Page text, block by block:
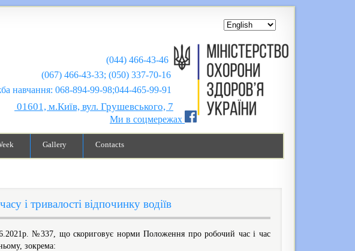
(044) 466-43-46
(067) 466-43-33; (050) 337-70-16
894-99-98;044-465-99-91
01601, м.Київ, вул. Грушевського, 7
Ми в соцмережах
Gallery Contacts
і тривалості відпочинку водіїв
№337, що скориговує норми Положення про робочий час і час
зокрема: